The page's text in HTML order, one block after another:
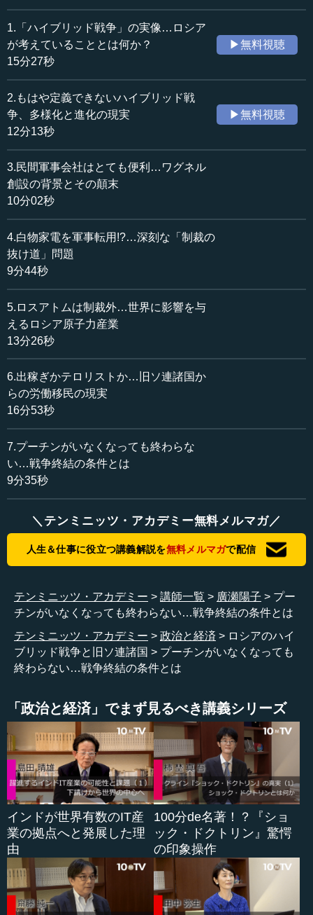
な状況にあるのが現状だが、周辺国や日本の対応を含め、
この戦争の終わり方について考える。（全7話中第7話）
収録日：2024年7月25日
追加日：2024年10月30日
カテゴリー：
国際
ヨーロッパ・ロシア
≪全文≫
●ロシア・ウクライナ戦争をとりまく各国の姿勢
そういう中で、この戦争が終わるのかということなので
例えばアメリカは、もともとは中国とやり合いたかった
のです。なので、早くこの戦争が終わってほしいわけで、
この戦争でもちろんウクライナが負けてはいけないのです
けれど、ウクライナが勝ちすぎてもダメで、つまりロシア
が弱体化しすぎてもダメだというところでありまして、だ
からこそ、少しずつ援助してきたということになります。
昨年（2023年）末から今年（2024年）にかけて、アメリ
カの援助が滞っていたのですけれど、（2024年）4月に支
援が決定されて、再び支援が行われるようになったことは
ウクライナにとって非常に重要なことです。しかし、今の
ってしまっていますけれど、読めない部分が多すぎるの
で、不安定要因になっています。
ヨーロッパは、基本的にはウクライナ支援ということで
大きくはまとまっているものの、例えば自国中心主義のハ
ンガリーがいたり、国によってもウクライナ疲れが多く出
ている国、そして非常に強くウクライナを支える、イギリ
なっています。
ただ、この間、ハンガリーはかなり親ロ派で、ハンガリ
ウクライナとしては嫌なムードが出ております。
有利に展開するかということに必死です。特にトルコは
NATO加盟問題ですとか、軍艦問題で自国の立場を強く売
り、また戦争当初はトルコが和平を仲介していたというこ
めているということがあります。
中国はそもそも侵攻を望んでいなかったわけなのですけ
れど、ロシアとは対米ということで常にタッグを組んでき
ましたので、ロシアを見捨てることもできません。しか
し、ロシアに与することもできないという非常に難しい立
場に置かれています。
ですので、今は欧米からの制裁がないように、直接的な
軍事支援はしないものの、デュアルユース品でなんとかし
のいでいます。しかし、最近ではデュアルユ...
1.「ハイブリッド戦争」の実像…ロシア
が考えていることとは何か？
15分27秒
▶無料視聴
2.もはや定義できないハイブリッド戦
争、多様化と進化の現実
12分13秒
▶無料視聴
3.民間軍事会社はとても便利…ワグネル
創設の背景とその顛末
10分02秒
4.白物家電を軍事転用!?…深刻な「制裁の
抜け道」問題
9分44秒
5.ロスアトムは制裁外…世界に影響を与
えるロシア原子力産業
13分26秒
6.出稼ぎかテロリストか…旧ソ連諸国か
らの労働移民の現実
16分53秒
7.プーチンがいなくなっても終わらな
い…戦争終結の条件とは
9分35秒
＼テンミニッツ・アカデミー無料メルマガ／
人生＆仕事に役立つ講義解説を無料メルマガで配信
テンミニッツ・アカデミー 講師一覧 廣瀬陽子
プー
チンがいなくなっても終わらない…戦争終結の条件とは
テンミニッツ・アカデミー
政治と経済
ロシアのハイ
ブリッド戦争と旧ソ連諸国
プーチンがいなくなっても
終わらない…戦争終結の条件とは
「政治と経済」でまず見るべき講義シリーズ
インドが世界有数のIT産
業の拠点へと発展した理
由
100分de名著！？『ショ
ック・ドクトリン』驚愕
の印象操作